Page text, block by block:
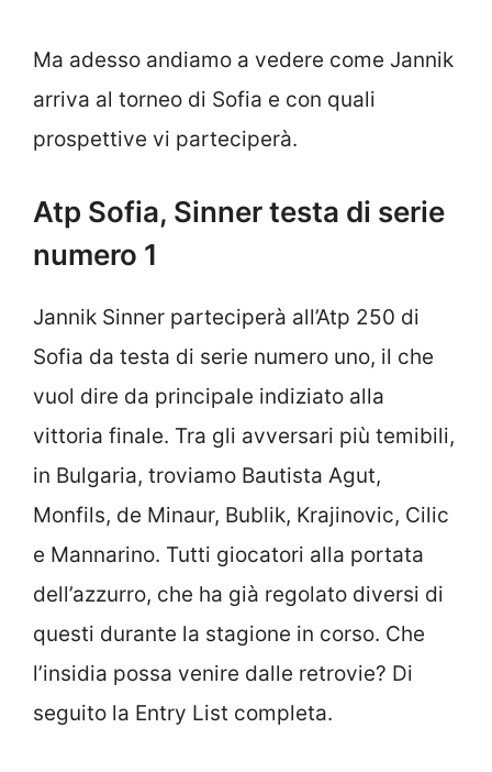
Ma adesso andiamo a vedere come Jannik
arriva al torneo di Sofia e con quali
prospettive vi parteciperà.
Atp Sofia, Sinner testa di serie
numero 1
Jannik Sinner parteciperà all’Atp 250 di
Sofia da testa di serie numero uno, il che
vuol dire da principale indiziato alla
vittoria finale. Tra gli avversari più temibili,
in Bulgaria, troviamo Bautista Agut,
Monfils, de Minaur, Bublik, Krajinovic, Cilic
e Mannarino. Tutti giocatori alla portata
dell’azzurro, che ha già regolato diversi di
questi durante la stagione in corso. Che
l’insidia possa venire dalle retrovie? Di
seguito la Entry List completa.